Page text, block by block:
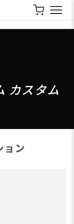
カスタム
ョン